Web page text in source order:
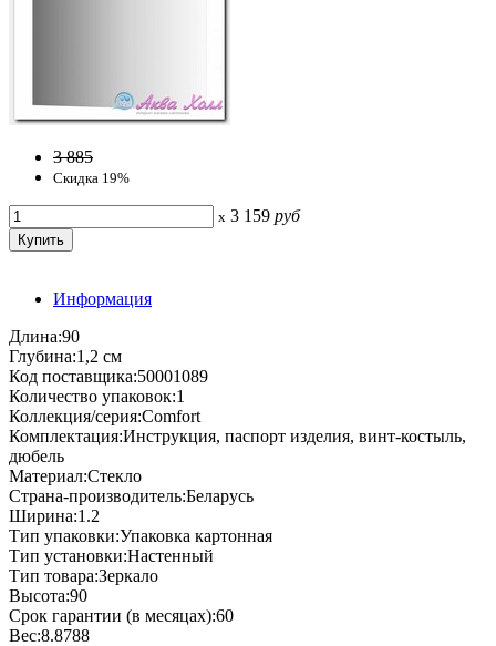
3 885
Скидка 19%
x 3 159 руб
Информация
Длина:90
Глубина:1,2 см
Код поставщика:50001089
Количество упаковок:1
Коллекция/серия:Comfort
Комплектация:Инструкция, паспорт изделия, винт-костыль,
дюбель
Материал:Стекло
Страна-производитель:Беларусь
Ширина:1.2
Тип упаковки:Упаковка картонная
Тип установки:Настенный
Тип товара:Зеркало
Высота:90
Срок гарантии (в месяцах):60
Вес:8.8788